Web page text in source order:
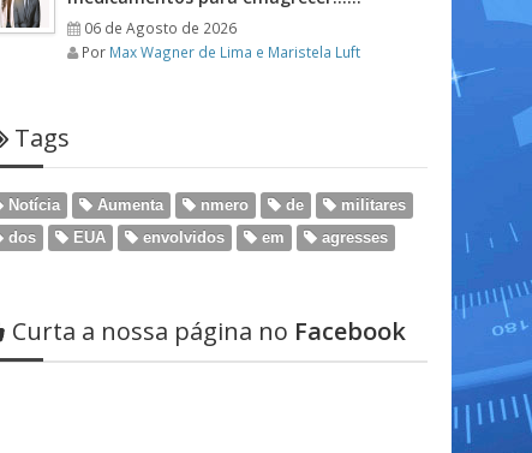
06 de Agosto de 2026
Por Max Wagner de Lima e Maristela Luft
Tags
Notícia Aumenta nmero de
militares
dos
EUA envolvidos em agresses
Curta a nossa página no Facebook